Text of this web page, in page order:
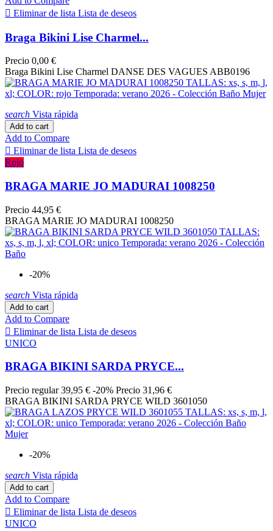
DEEP GREEN
DOMINO 2
EBENE AJOURAGE 3
ECLAT NOMADE
EMERAUDE INFINI 1
ENCRE NAUTIQUE 6
FLAMME NAUTIQUE 3
FRESA 1
FUCISA
Fucsia
gre 2
HOT LAVA 1
ITALIAN CHIC
JAUNE PAILLE 3
KAKAI CHIC 1
KAKI 5
la cosmique
LIMA 4
LIVELY PINK
LUSH GREEN
MAGENTA 3
MARINO 32
MD 3
ME 3
ME MARINE 1
MER ELECTRIC 2
MER ORANGE
Morado Oscuro
Morado Vivo
Naranja
NATURAL 1
 Eliminar de lista Lista de deseos
Braga Bikini Lise Charmel...
Precio 0,00 €
Braga Bikini Lise Charmel DANSE DES VAGUES ABB0196
search Vista rápida
Add to cart
Add to Compare
 Eliminar de lista Lista de deseos
Rojo
BRAGA MARIE JO MADURAI 1008250
Precio 44,95 €
BRAGA MARIE JO MADURAI 1008250
-20%
search Vista rápida
Add to cart
Add to Compare
 Eliminar de lista Lista de deseos
UNICO
BRAGA BIKINI SARDA PRYCE...
Precio regular 39,95 € -20% Precio 31,96 €
BRAGA BIKINI SARDA PRYCE WILD 3601050
-20%
search Vista rápida
Add to cart
Add to Compare
 Eliminar de lista Lista de deseos
UNICO